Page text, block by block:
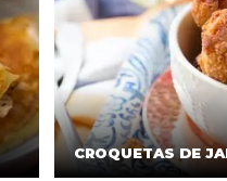
CROQUETAS DE